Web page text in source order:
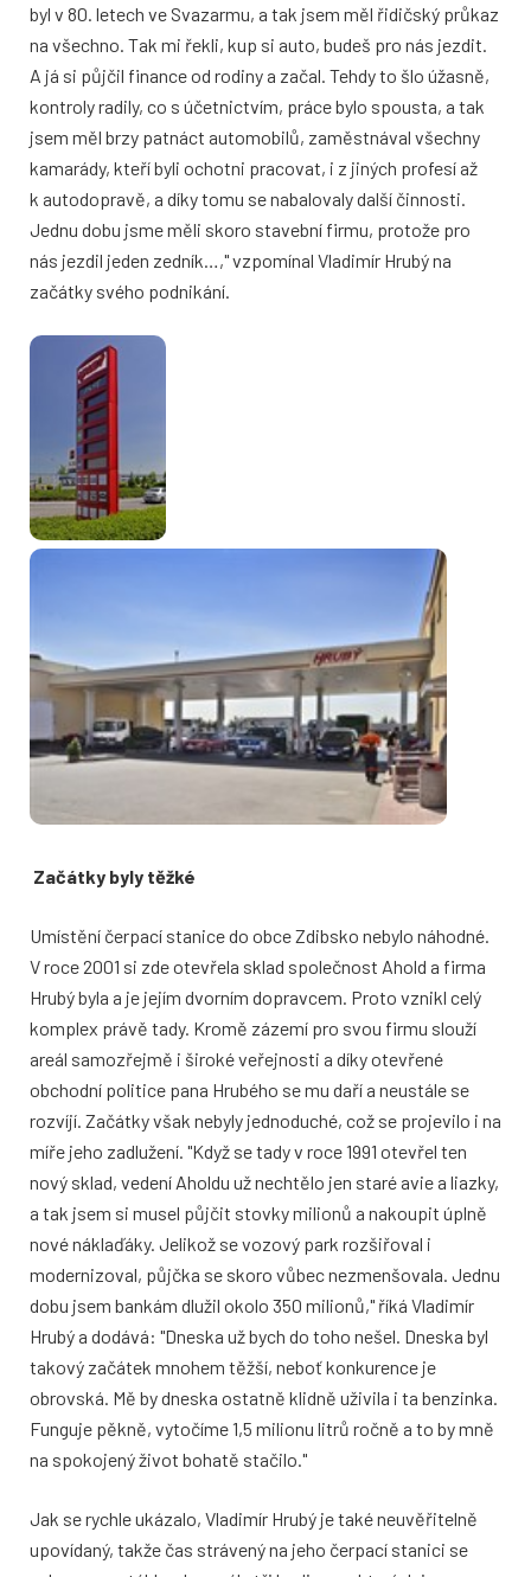
byl v 80. letech ve Svazarmu, a tak jsem měl řidičský průkaz
na všechno. Tak mi řekli, kup si auto, budeš pro nás jezdit.
A já si půjčil finance od rodiny a začal. Tehdy to šlo úžasně,
kontroly radily, co s účetnictvím, práce bylo spousta, a tak
jsem měl brzy patnáct automobilů, zaměstnával všechny
kamarády, kteří byli ochotni pracovat, i z jiných profesí až
k autodopravě, a díky tomu se nabalovaly další činnosti.
Jednu dobu jsme měli skoro stavební firmu, protože pro
nás jezdil jeden zedník…," vzpomínal Vladimír Hrubý na
začátky svého podnikání.
Začátky byly těžké
Umístění čerpací stanice do obce Zdibsko nebylo náhodné.
V roce 2001 si zde otevřela sklad společnost Ahold a firma
Hrubý byla a je jejím dvorním dopravcem. Proto vznikl celý
komplex právě tady. Kromě zázemí pro svou firmu slouží
areál samozřejmě i široké veřejnosti a díky otevřené
obchodní politice pana Hrubého se mu daří a neustále se
rozvíjí. Začátky však nebyly jednoduché, což se projevilo i na
míře jeho zadlužení. "Když se tady v roce 1991 otevřel ten
nový sklad, vedení Aholdu už nechtělo jen staré avie a liazky,
a tak jsem si musel půjčit stovky milionů a nakoupit úplně
nové náklaďáky. Jelikož se vozový park rozšiřoval i
modernizoval, půjčka se skoro vůbec nezmenšovala. Jednu
dobu jsem bankám dlužil okolo 350 milionů," říká Vladimír
Hrubý a dodává: "Dneska už bych do toho nešel. Dneska byl
takový začátek mnohem těžší, neboť konkurence je
obrovská. Mě by dneska ostatně klidně uživila i ta benzinka.
Funguje pěkně, vytočíme 1,5 milionu litrů ročně a to by mně
na spokojený život bohatě stačilo."
Jak se rychle ukázalo, Vladimír Hrubý je také neuvěřitelně
upovídaný, takže čas strávený na jeho čerpací stanici se